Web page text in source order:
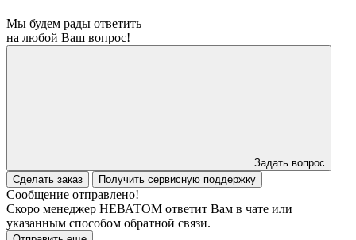
Мы будем рады ответить
на любой Ваш вопрос!
Задать вопрос
Сделать заказ
Получить сервисную поддержку
Сообщение отправлено!
Скоро менеджер НЕВАТОМ ответит Вам в чате или
указанным способом обратной связи.